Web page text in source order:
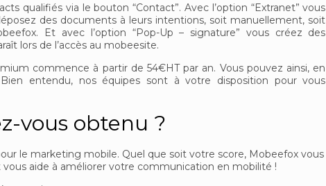
qualifiés via le bouton “Contact”. Avec l’option “Extranet” vous
des documents à leurs intentions, soit manuellement, soit
Et avec l’option “Pop-Up – signature” vous créez des
lors de l’accès au mobeesite.
commence à partir de 54€HT par an. Vous pouvez ainsi, en
entendu, nos équipes sont à votre disposition pour vous
vous obtenu ?
le marketing mobile. Quel que soit votre score, Mobeefox vous
aide à améliorer votre communication en mobilité !